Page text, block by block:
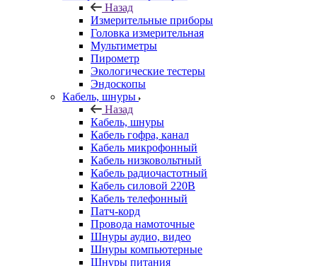
Назад
Измерительные приборы
Головка измерительная
Мультиметры
Пирометр
Экологические тестеры
Эндоскопы
Кабель, шнуры
Назад
Кабель, шнуры
Кабель гофра, канал
Кабель микрофонный
Кабель низковольтный
Кабель радиочастотный
Кабель силовой 220В
Кабель телефонный
Патч-корд
Провода намоточные
Шнуры аудио, видео
Шнуры компьютерные
Шнуры питания